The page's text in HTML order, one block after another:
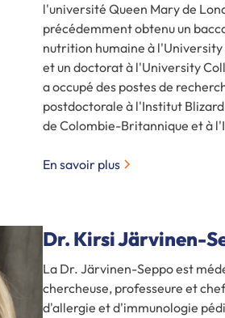
l'université Queen Mary de
précédemment obtenu un
nutrition humaine à l'University
et un doctorat à l'University
a occupé des postes de
postdoctorale à l'Institut
de Colombie-Britannique et à
En savoir plus
Dr. Kirsi Järvinen-
La Dr. Järvinen-Seppo est
chercheuse, professeure et
d'allergie et d'immunologie